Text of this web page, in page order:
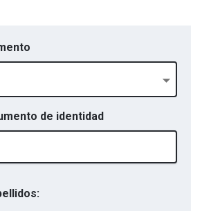
de identidad